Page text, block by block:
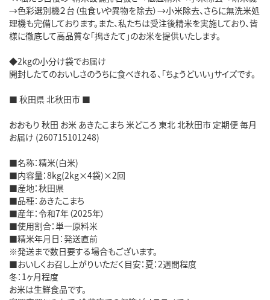
→色彩選別機２台（虫食いや異物を除去）→小米除去、さらに無洗米処
理機も完備しております。また、私たちは受注後精米を実施しており、皆
様に徹底して高品質な「搗きたて」のお米を提供いたします。
◆2kgの小分け袋でお届け
開封したてのおいしさのうちに食べきれる、「ちょうどいい」サイズです。
■ 秋田県 北秋田市 ■
おおもり 秋田 お米 あきたこまち 米どころ 東北 北秋田市 定期便 毎月
お届け (260715101248)
■名称：精米(白米)
■内容量：8kg(2kg×4袋)×2回
■産地：秋田県
■品種：あきたこまち
■産年：令和7年（2025年）
■使用割合：単一原料米
■精米年月日：発送直前
※発送まで数日要する場合もございます。
■おいしくお召し上がりいただく目安：夏：2週間程度
冬：1ヶ月程度
お米は生鮮食品です。